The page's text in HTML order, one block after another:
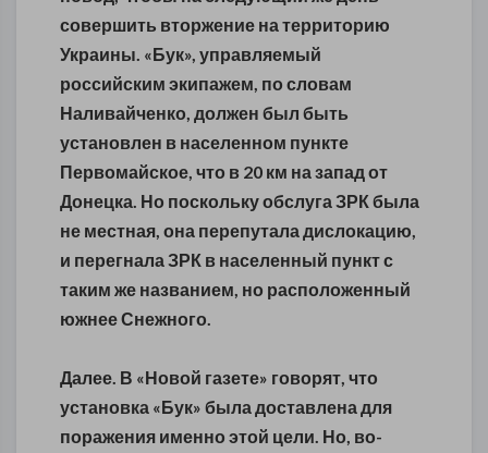
совершить вторжение на территорию
Украины. «Бук», управляемый
российским экипажем, по словам
Наливайченко, должен был быть
установлен в населенном пункте
Первомайское, что в 20 км на запад от
Донецка. Но поскольку обслуга ЗРК была
не местная, она перепутала дислокацию,
и перегнала ЗРК в населенный пункт с
таким же названием, но расположенный
южнее Снежного.
Далее. В «Новой газете» говорят, что
установка «Бук» была доставлена для
поражения именно этой цели. Но, во-